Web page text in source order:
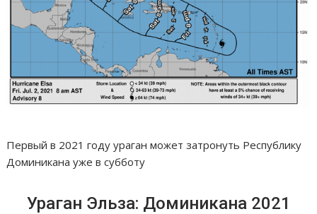
Первый в 2021 году ураган может затронуть Республику
Доминикана уже в субботу
Ураган Эльза: Доминикана 2021